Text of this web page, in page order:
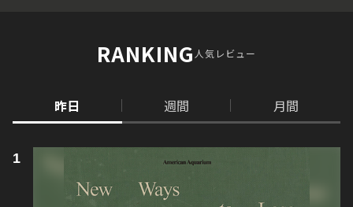
RANKING人気レビュー
昨日 週間 月間